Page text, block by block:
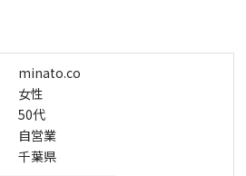
minato.co
女性
50代
自営業
千葉県